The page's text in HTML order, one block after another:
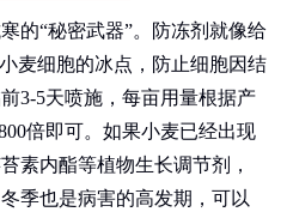
的“秘密武器”。防冻剂就像给
麦细胞的冰点，防止细胞因结
3-5天喷施，每亩用量根据产
倍即可。如果小麦已经出现
素内酯等植物生长调节剂，
季也是病害的高发期，可以